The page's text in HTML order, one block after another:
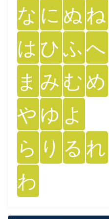
な に ぬ ね
は ひふへ
ま み むめ
や ゆ よ
ら り る れ
わ